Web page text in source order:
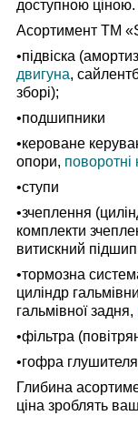
доступною ціною.
Асортимент TM
•підвіска
двигуна,
зборі);
•подшипники
•кероване
опори, поворотні
•ступи
•зчеплення
комплекти
витискний
•тормозна
циліндр
гальмівної задня,
•фільтра
•гофра
Глибина
ціна зроблять